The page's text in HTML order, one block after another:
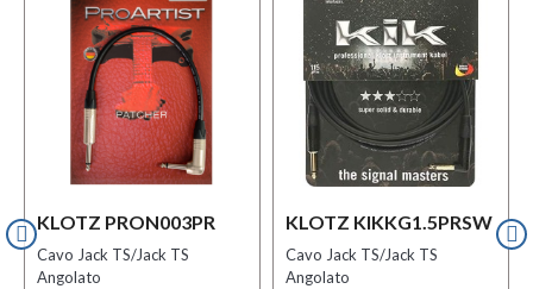
KLOTZ PRON003PR
Cavo Jack TS/Jack TS
Angolato
KLOTZ KIKKG1.5PRSW
Cavo Jack TS/Jack TS
Angolato